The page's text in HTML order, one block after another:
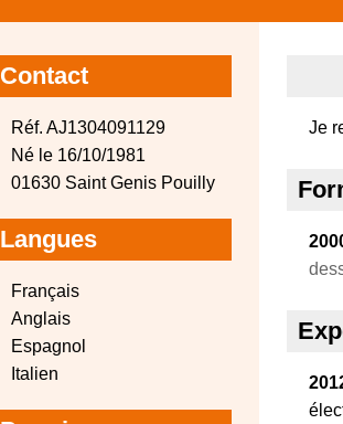
Contact
Réf. AJ1304091129
Né le 16/10/1981
01630 Saint Genis Pouilly
Langues
Français
Anglais
Espagnol
Italien
Je